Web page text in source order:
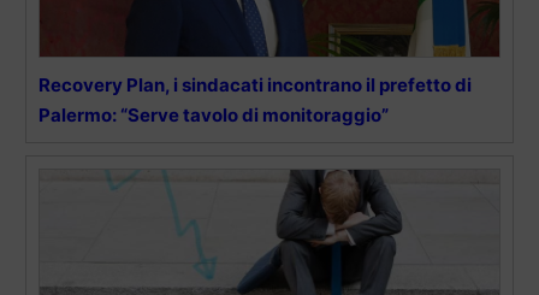
Recovery Plan, i sindacati incontrano il prefetto di
Palermo: “Serve tavolo di monitoraggio”